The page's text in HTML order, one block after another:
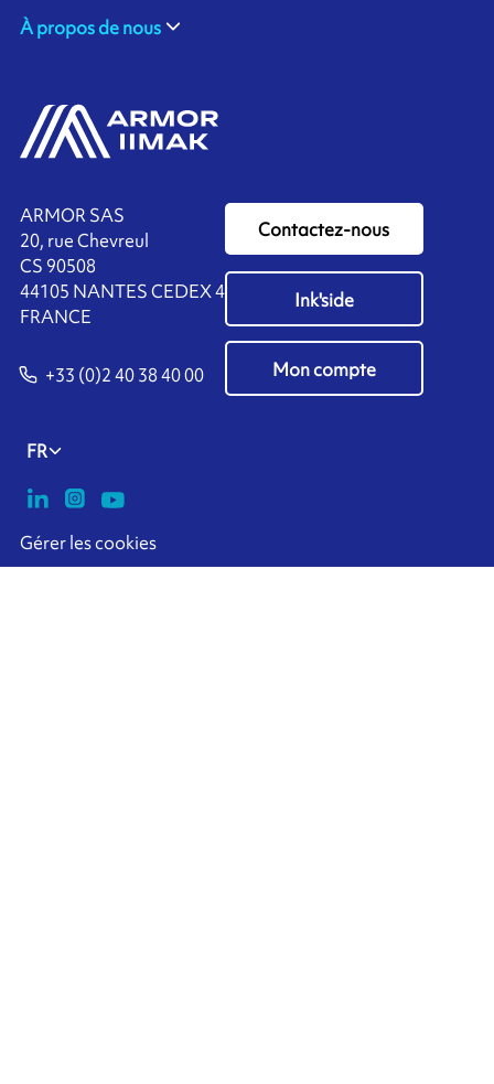
ARMOR SAS
20, rue Chevreul
CS 90508
44105 NANTES CEDEX 4
FRANCE
+33 (0)2 40 38 40 00
Contactez-nous
Ink'side
Mon compte
FR
Gérer les cookies
À propos de nous